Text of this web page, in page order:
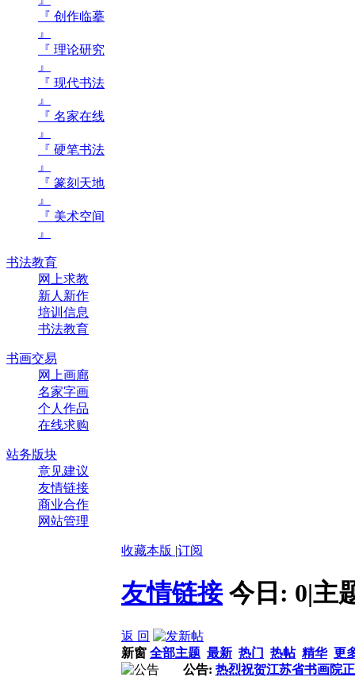
『 创作临摹
』
『 理论研究
』
『 现代书法
』
『 名家在线
』
『 硬笔书法
』
『 篆刻天地
』
『 美术空间
』
书法教育
网上求教
新人新作
培训信息
书法教育
书画交易
网上画廊
名家字画
个人作品
在线求购
站务版块
意见建议
友情链接
商业合作
网站管理
收藏本版 |订阅
友情链接 今日: 0|主
返 回
新窗 全部主题 最新 热门 热帖 精华 更
公告: 热烈祝贺江苏省书画院